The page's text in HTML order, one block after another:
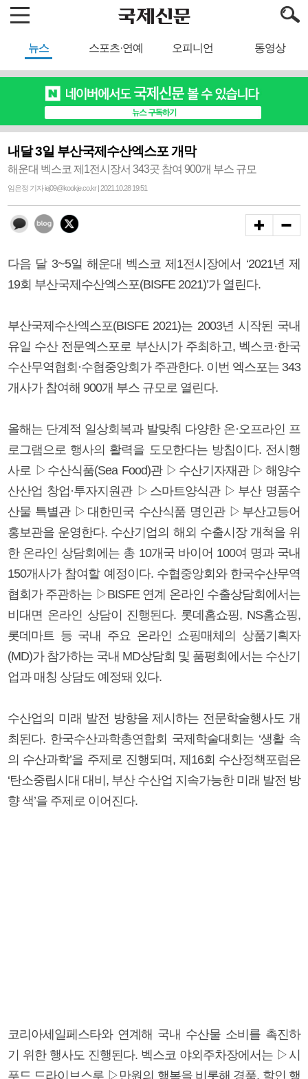
뉴스 스포츠·연예 오피니언 동영상
내달 3일 부산국제수산엑스포 개막
해운대 벡스코 제1전시장서 343곳 참여 900개 부스 규모
임은정 기자 iej09@kookje.co.kr | 2021.10.28 19:51
다음 달 3~5일 해운대 벡스코 제1전시장에서 ‘2021년 제
19회 부산국제수산엑스포(BISFE 2021)’가 열린다.
부산국제수산엑스포(BISFE 2021)는 2003년 시작된 국내
유일 수산 전문엑스포로 부산시가 주최하고, 벡스코·한국
수산무역협회·수협중앙회가 주관한다. 이번 엑스포는 343
개사가 참여해 900개 부스 규모로 열린다.
올해는 단계적 일상회복과 발맞춰 다양한 온·오프라인 프
로그램으로 행사의 활력을 도모한다는 방침이다. 전시행
사로 ▷수산식품(Sea Food)관 ▷수산기자재관 ▷해양수
산산업 창업·투자지원관 ▷스마트양식관 ▷부산 명품수
산물 특별관 ▷대한민국 수산식품 명인관 ▷부산고등어
홍보관을 운영한다. 수산기업의 해외 수출시장 개척을 위
한 온라인 상담회에는 총 10개국 바이어 100여 명과 국내
150개사가 참여할 예정이다. 수협중앙회와 한국수산무역
협회가 주관하는 ▷BISFE 연계 온라인 수출상담회에서는
비대면 온라인 상담이 진행된다. 롯데홈쇼핑, NS홈쇼핑,
롯데마트 등 국내 주요 온라인 쇼핑매체의 상품기획자
(MD)가 참가하는 국내 MD상담회 및 품평회에서는 수산기
업과 매칭 상담도 예정돼 있다.
수산업의 미래 발전 방향을 제시하는 전문학술행사도 개
최된다. 한국수산과학총연합회 국제학술대회는 ‘생활 속
의 수산과학’을 주제로 진행되며, 제16회 수산정책포럼은
‘탄소중립시대 대비, 부산 수산업 지속가능한 미래 발전 방
향 색’을 주제로 이어진다.
코리아세일페스타와 연계해 국내 수산물 소비를 촉진하
기 위한 행사도 진행된다. 벡스코 야외주차장에서는 ▷시
푸드 드라이브스루 ▷만원의 행복을 비롯해 경품, 할인 행